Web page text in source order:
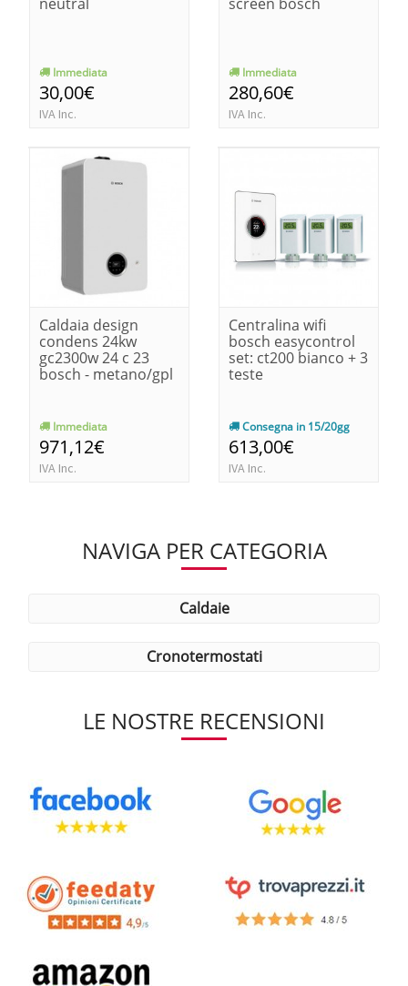
Immediata
30,00€
IVA Inc.
Immediata
280,60€
IVA Inc.
Caldaia design
condens 24kw
gc2300w 24 c 23
bosch - metano/gpl
Immediata
971,12€
IVA Inc.
Centralina wifi
bosch easycontrol
set: ct200 bianco + 3
teste
Consegna in 15/20gg
613,00€
IVA Inc.
NAVIGA PER CATEGORIA
caldaie
cronotermostati
LE NOSTRE RECENSIONI